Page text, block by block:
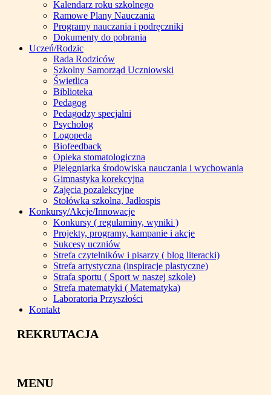
Kalendarz roku szkolnego
Ramowe Plany Nauczania
Programy nauczania i podręczniki
Dokumenty do pobrania
Uczeń/Rodzic
Rada Rodziców
Szkolny Samorząd Uczniowski
Świetlica
Biblioteka
Pedagog
Pedagodzy specjalni
Psycholog
Logopeda
Biofeedback
Opieka stomatologiczna
Pielęgniarka środowiska nauczania i wychowania
Gimnastyka korekcyjna
Zajęcia pozalekcyjne
Stołówka szkolna, Jadłospis
Konkursy/Akcje/Innowacje
Konkursy ( regulaminy, wyniki )
Projekty, programy, kampanie i akcje
Sukcesy uczniów
Strefa czytelników i pisarzy ( blog literacki)
Strefa artystyczna (inspiracje plastyczne)
Strafa sportu ( Sport w naszej szkole)
Strefa matematyki ( Matematyka)
Laboratoria Przyszłości
Kontakt
REKRUTACJA
MENU